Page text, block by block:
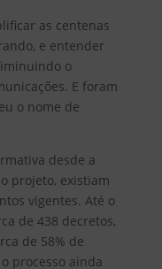
as centenas
e entender
o
E foram
o nome de
desde a
projeto, existiam
vigentes. Até o
de 438 decretos,
de 58% de
processo ainda